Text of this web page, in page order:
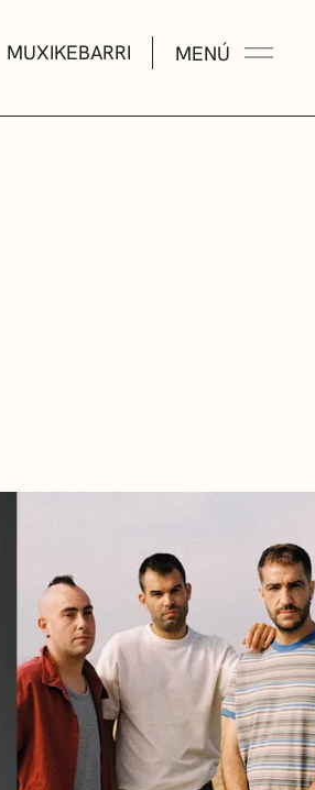
MUXIKEBARRI MENÚ